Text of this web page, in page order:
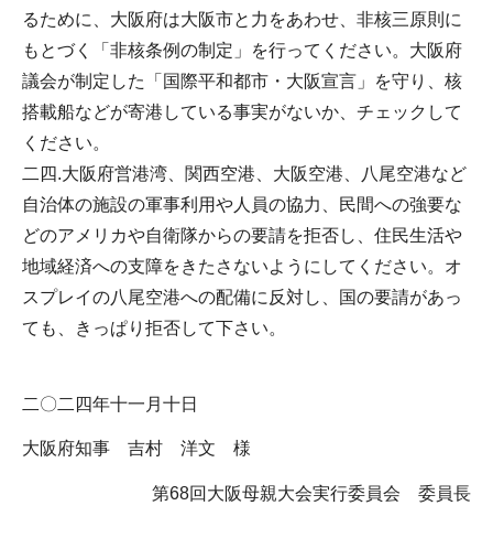
るために、大阪府は大阪市と力をあわせ、非核三原則に
もとづく「非核条例の制定」を行ってください。大阪府
議会が制定した「国際平和都市・大阪宣言」を守り、核
搭載船などが寄港している事実がないか、チェックして
ください。
二四.大阪府営港湾、関西空港、大阪空港、八尾空港など
自治体の施設の軍事利用や人員の協力、民間への強要な
どのアメリカや自衛隊からの要請を拒否し、住民生活や
地域経済への支障をきたさないようにしてください。オ
スプレイの八尾空港への配備に反対し、国の要請があっ
ても、きっぱり拒否して下さい。
二〇二四年十一月十日
大阪府知事 吉村 洋文 様
第68回大阪母親大会実行委員会 委員長